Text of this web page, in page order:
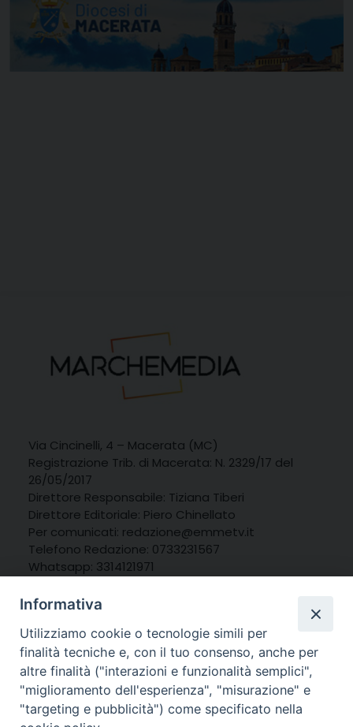
Via Cincinelli, 4 – Macerata (MC)
Registrazione Trib. di Macerata: N. 2329/17 del
26/05/2017
Direttore Responsabile: Tiziana Tiberi
Direttore Editoriale: Piero Chinellato
Per comunicati: redazione@emmetv.it
Telefono Redazione: 0733231567
Whatsapp: 3314121971
Informativa
Utilizziamo cookie o tecnologie simili per
finalità tecniche e, con il tuo consenso, anche per
altre finalità ("interazioni e funzionalità semplici",
"miglioramento dell'esperienza", "misurazione" e
"targeting e pubblicità") come specificato nella